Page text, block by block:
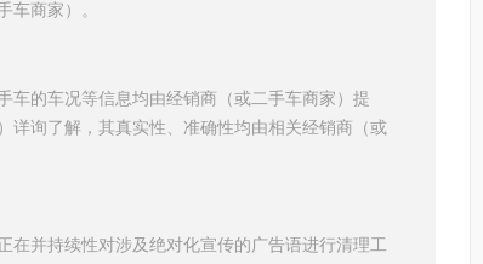
车商家）。
车的车况等信息均由经销商（或二手车商家）提
详询了解，其真实性、准确性均由相关经销商（或
在并持续性对涉及绝对化宣传的广告语进行清理工